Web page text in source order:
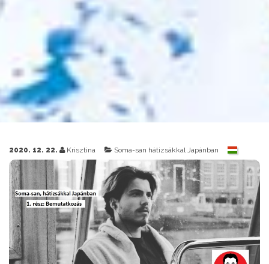
2020. 12. 22. Krisztina Soma-san hátizsákkal Japánban